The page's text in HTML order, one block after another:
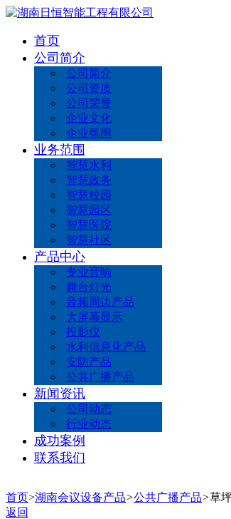
首页
公司简介
公司简介
公司资质
公司荣誉
企业文化
企业氛围
业务范围
智慧水利
智慧政务
智慧校园
智慧园区
智慧医院
智慧社区
产品中心
专业音响
舞台灯光
音频周边产品
大屏幕显示
投影仪
水利信息化产品
安防产品
公共广播产品
新闻资讯
公司动态
行业动态
成功案例
联系我们
首页>湖南会议设备产品>公共广播产品>草
返回